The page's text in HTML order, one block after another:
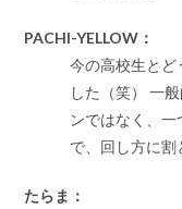
PACHI-YELLOW：
今の高校生とど
した（笑） 一
ンではなく、
で、回し方に割
たらま：